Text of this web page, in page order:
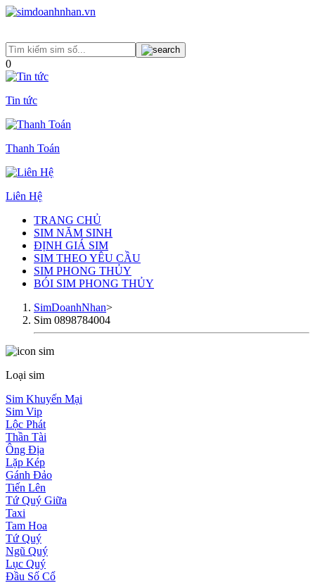
0
Tin tức
Thanh Toán
Liên Hệ
TRANG CHỦ
SIM NĂM SINH
ĐỊNH GIÁ SIM
SIM THEO YÊU CẦU
SIM PHONG THỦY
BÓI SIM PHONG THỦY
SimDoanhNhan>
Sim 0898784004
Loại sim
Sim Khuyến Mại
Sim Vip
Lộc Phát
Thần Tài
Ông Địa
Lặp Kép
Gánh Đảo
Tiến Lên
Tứ Quý Giữa
Taxi
Tam Hoa
Tứ Quý
Ngũ Quý
Lục Quý
Đầu Số Cổ